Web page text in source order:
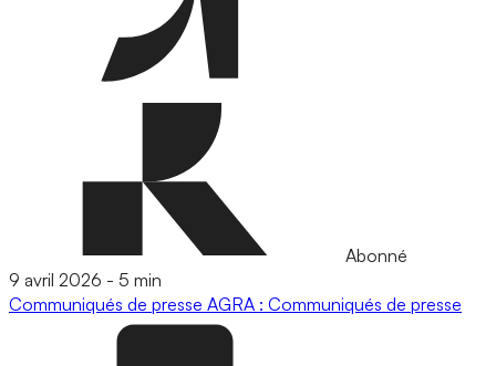
Abonné
9 avril 2026 - 5 min
Communiqués de presse AGRA : Communiqués de presse